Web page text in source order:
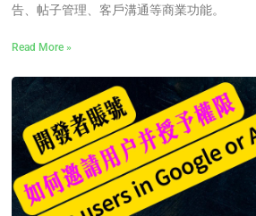
告、帖子管理、客戶溝通等商業功能。
Read More »